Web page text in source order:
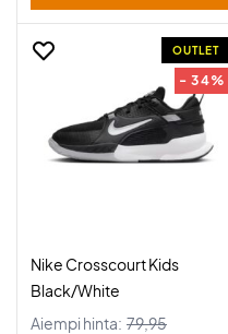
OUTLET
- 34%
Nike Crosscourt Kids
Black/White
Aiempi hinta: 79,95